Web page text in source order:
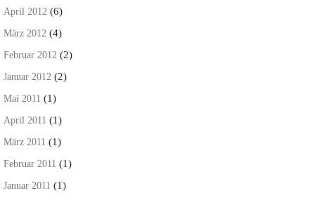
April 2012 (6)
März 2012 (4)
Februar 2012 (2)
Januar 2012 (2)
Mai 2011 (1)
April 2011 (1)
März 2011 (1)
Februar 2011 (1)
Januar 2011 (1)